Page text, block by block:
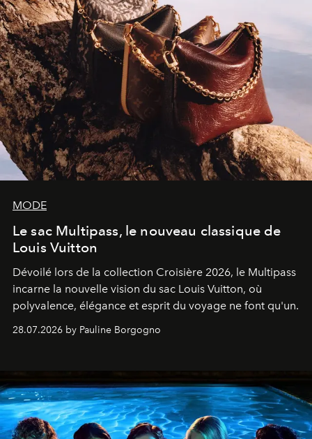
MODE
Le sac Multipass, le nouveau classique de
Louis Vuitton
Dévoilé lors de la collection Croisière 2026, le Multipass
incarne la nouvelle vision du sac Louis Vuitton, où
polyvalence, élégance et esprit du voyage ne font qu'un.
28.07.2026 by Pauline Borgogno